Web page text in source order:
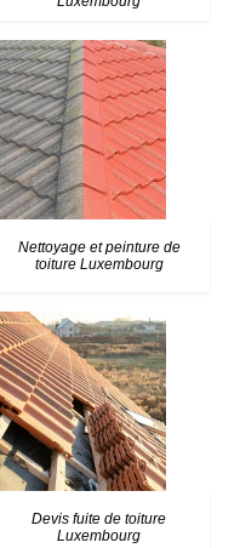
Nettoyage et peinture de
toiture Luxembourg
Devis fuite de toiture
Luxembourg